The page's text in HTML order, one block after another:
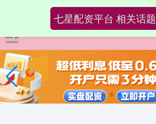
七星配资平台 相关话题